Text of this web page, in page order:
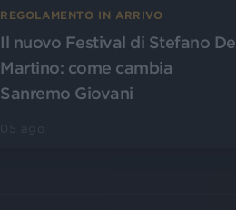
REGOLAMENTO IN ARRIVO
Il nuovo Festival di Stefano De
Martino: come cambia
Sanremo Giovani